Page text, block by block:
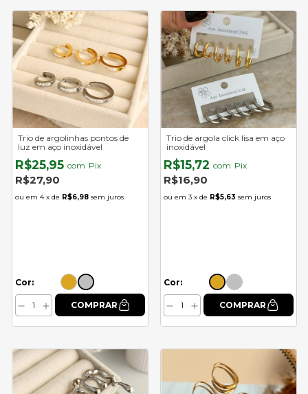
Trio de argolinhas pontos de
luz em aço inoxidável
R$25,95 com Pix
R$27,90
4 x de R$6,98 sem juros
Cor:
Trio de argola click lisa em aço
inoxidável
R$15,72 com Pix
R$16,90
3 x de R$5,63 sem juros
Cor: